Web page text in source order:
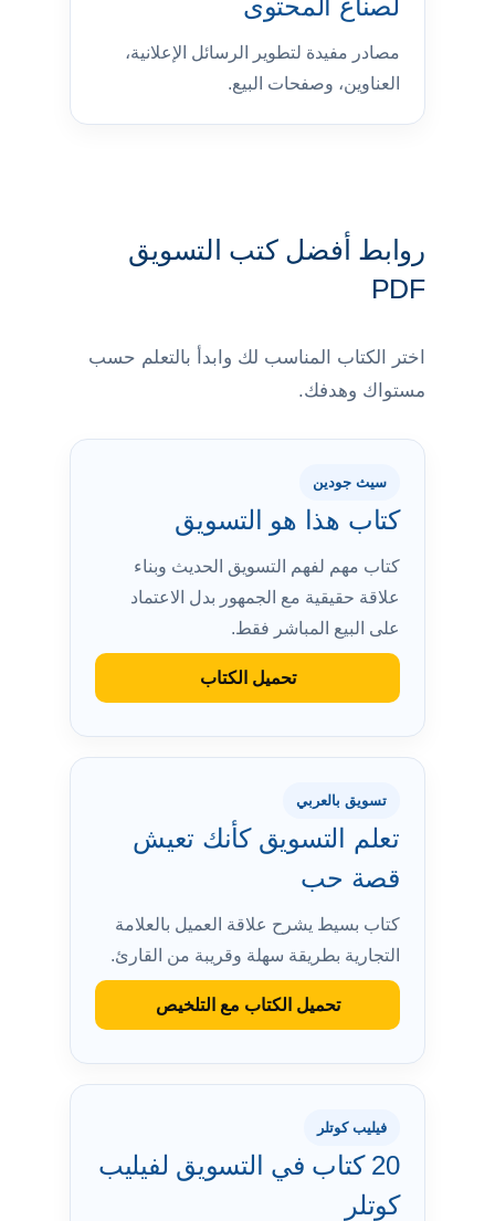
لصناع المحتوى
مصادر مفيدة لتطوير الرسائل الإعلانية،
العناوين، وصفحات البيع.
روابط أفضل كتب التسويق
PDF
اختر الكتاب المناسب لك وابدأ بالتعلم حسب
مستواك وهدفك.
سيث جودين
كتاب هذا هو التسويق
كتاب مهم لفهم التسويق الحديث وبناء
علاقة حقيقية مع الجمهور بدل الاعتماد
على البيع المباشر فقط.
تحميل الكتاب
تسويق بالعربي
تعلم التسويق كأنك تعيش
قصة حب
كتاب بسيط يشرح علاقة العميل بالعلامة
التجارية بطريقة سهلة وقريبة من القارئ.
تحميل الكتاب مع التلخيص
فيليب كوتلر
20 كتاب في التسويق لفيليب
كوتلر